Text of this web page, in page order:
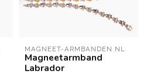
MAGNEET-ARMBANDEN.NL
Magneetarmband
Labrador